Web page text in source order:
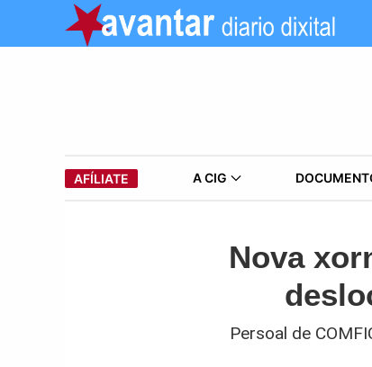
AFÍLIATE A CIG
Nova
Persoal de